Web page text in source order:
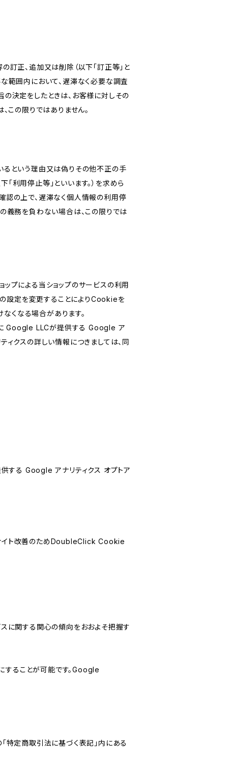
訂正、追加又は削除（以下「訂正等」と
範囲内において、遅滞なく必要な調査
決定をしたときは、お客様に対しその
この限りではありません。
るという理由又は偽りその他不正の手
利用停止等」といいます。）を求めら
認の上で、遅滞なく個人情報の利用停
義務を負わない場合は、この限りでは
ップによる当ショップのサービスの利用
設定を変更することによりCookieを
くなる場合があります。
に Google LLCが提供する Google ア
クスの詳しい情報につきましては、同
する Google アナリティクス オプトア
サイト改善のためDoubleClick Cookie
に関する関心の傾向をおおよそ把握す
することが可能です。Google
特定商取引法に基づく表記」内にある